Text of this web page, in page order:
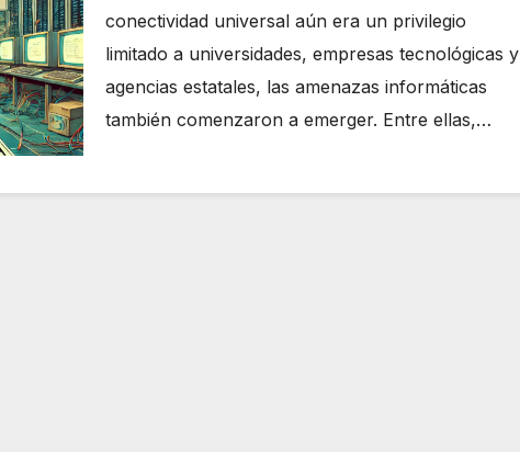
conectividad universal aún era un privilegio
limitado a universidades, empresas tecnológicas y
agencias estatales, las amenazas informáticas
también comenzaron a emerger. Entre ellas,…